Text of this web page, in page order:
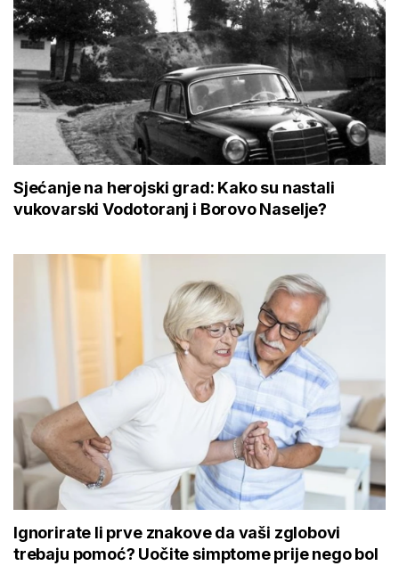
Sjećanje na herojski grad: Kako su nastali
vukovarski Vodotoranj i Borovo Naselje?
Ignorirate li prve znakove da vaši zglobovi
trebaju pomoć? Uočite simptome prije nego bol